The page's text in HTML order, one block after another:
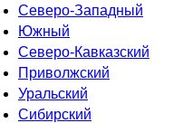
Северо-Западный
Южный
Северо-Кавказский
Приволжский
Уральский
Сибирский